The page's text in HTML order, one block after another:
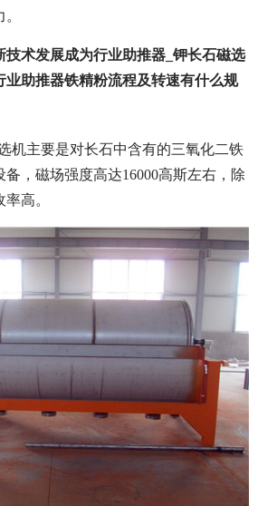
技术发展成为行业助推器_钾长石磁选
业助推器铁精粉流程及转速有什么规
机主要是对长石中含有的三氧化二铁
，磁场强度高达16000高斯左右，除
高。